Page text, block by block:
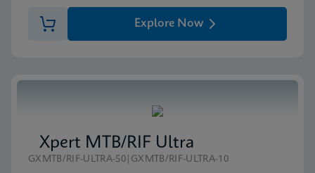
Explore Now
Xpert MTB/RIF Ultra
GXMTB/RIF-ULTRA-50|GXMTB/RIF-ULTRA-10